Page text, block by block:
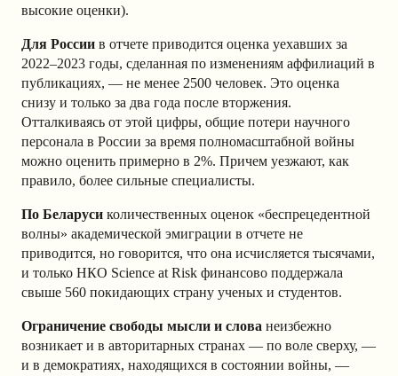
высокие оценки).
Для России в отчете приводится оценка уехавших за
2022–2023 годы, сделанная по изменениям аффилиаций в
публикациях, — не менее 2500 человек. Это оценка
снизу и только за два года после вторжения.
Отталкиваясь от этой цифры, общие потери научного
персонала в России за время полномасштабной войны
можно оценить примерно в 2%. Причем уезжают, как
правило, более сильные специалисты.
По Беларуси количественных оценок «беспрецедентной
волны» академической эмиграции в отчете не
приводится, но говорится, что она исчисляется тысячами,
и только НКО Science at Risk финансово поддержала
свыше 560 покидающих страну ученых и студентов.
Ограничение свободы мысли и слова неизбежно
возникает и в авторитарных странах — по воле сверху, —
и в демократиях, находящихся в состоянии войны, —